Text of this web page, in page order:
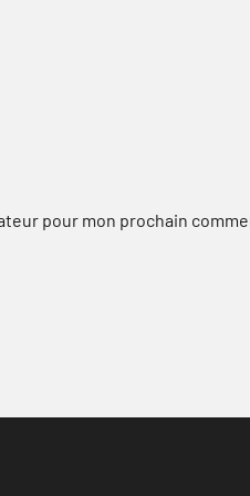
pour mon prochain